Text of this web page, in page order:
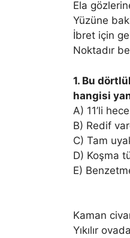
Ela
Yüzüne
İbret için
Noktadır
1. Bu
hangisi
A) 11’li
B) Redif
C) Tam
D) Koşma
E)
Kaman
Yıkılır